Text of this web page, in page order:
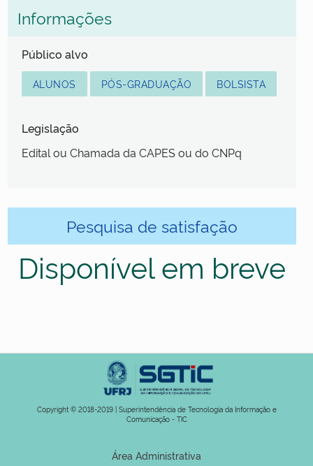
Informações
Público alvo
ALUNOS PÓS-GRADUAÇÃO BOLSISTA
Legislação
Edital ou Chamada da CAPES ou do CNPq
Pesquisa de satisfação
Disponível em breve
Copyright © 2018-2019 | Superintendência de Tecnologia da Informação e
Comunicação - TIC
Área Administrativa